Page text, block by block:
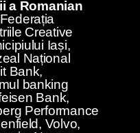
a Romanian
Federația
Creative
Iași,
Național
Bank,
banking
Bank,
Performance
Volvo,